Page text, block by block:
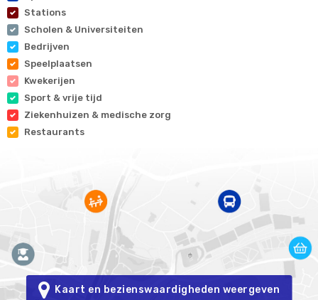
Stations
Scholen & Universiteiten
Bedrijven
Speelplaatsen
Kwekerijen
Sport & vrije tijd
Ziekenhuizen & medische zorg
Restaurants
Kaart en bezienswaardigheden weergeven